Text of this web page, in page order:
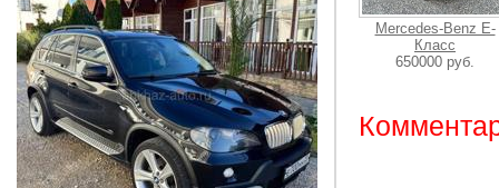
Mercedes-Benz E-
Класс
650000 руб.